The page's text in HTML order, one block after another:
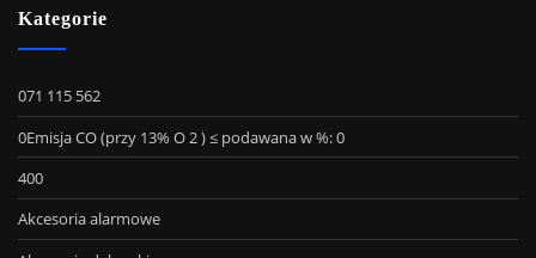
Kategorie
071 115 562
0Emisja CO (przy 13% O 2 ) ≤ podawana w %: 0
400
Akcesoria alarmowe